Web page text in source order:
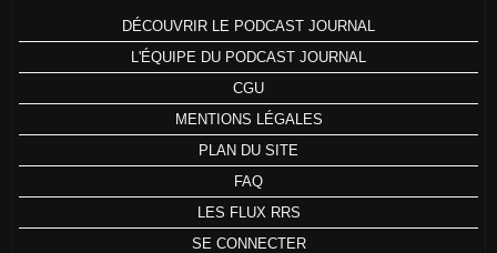
DÉCOUVRIR LE PODCAST JOURNAL
L'ÉQUIPE DU PODCAST JOURNAL
CGU
MENTIONS LÉGALES
PLAN DU SITE
FAQ
LES FLUX RRS
SE CONNECTER